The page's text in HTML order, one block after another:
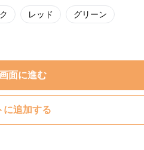
レッド グリーン
面に進む
に追加する